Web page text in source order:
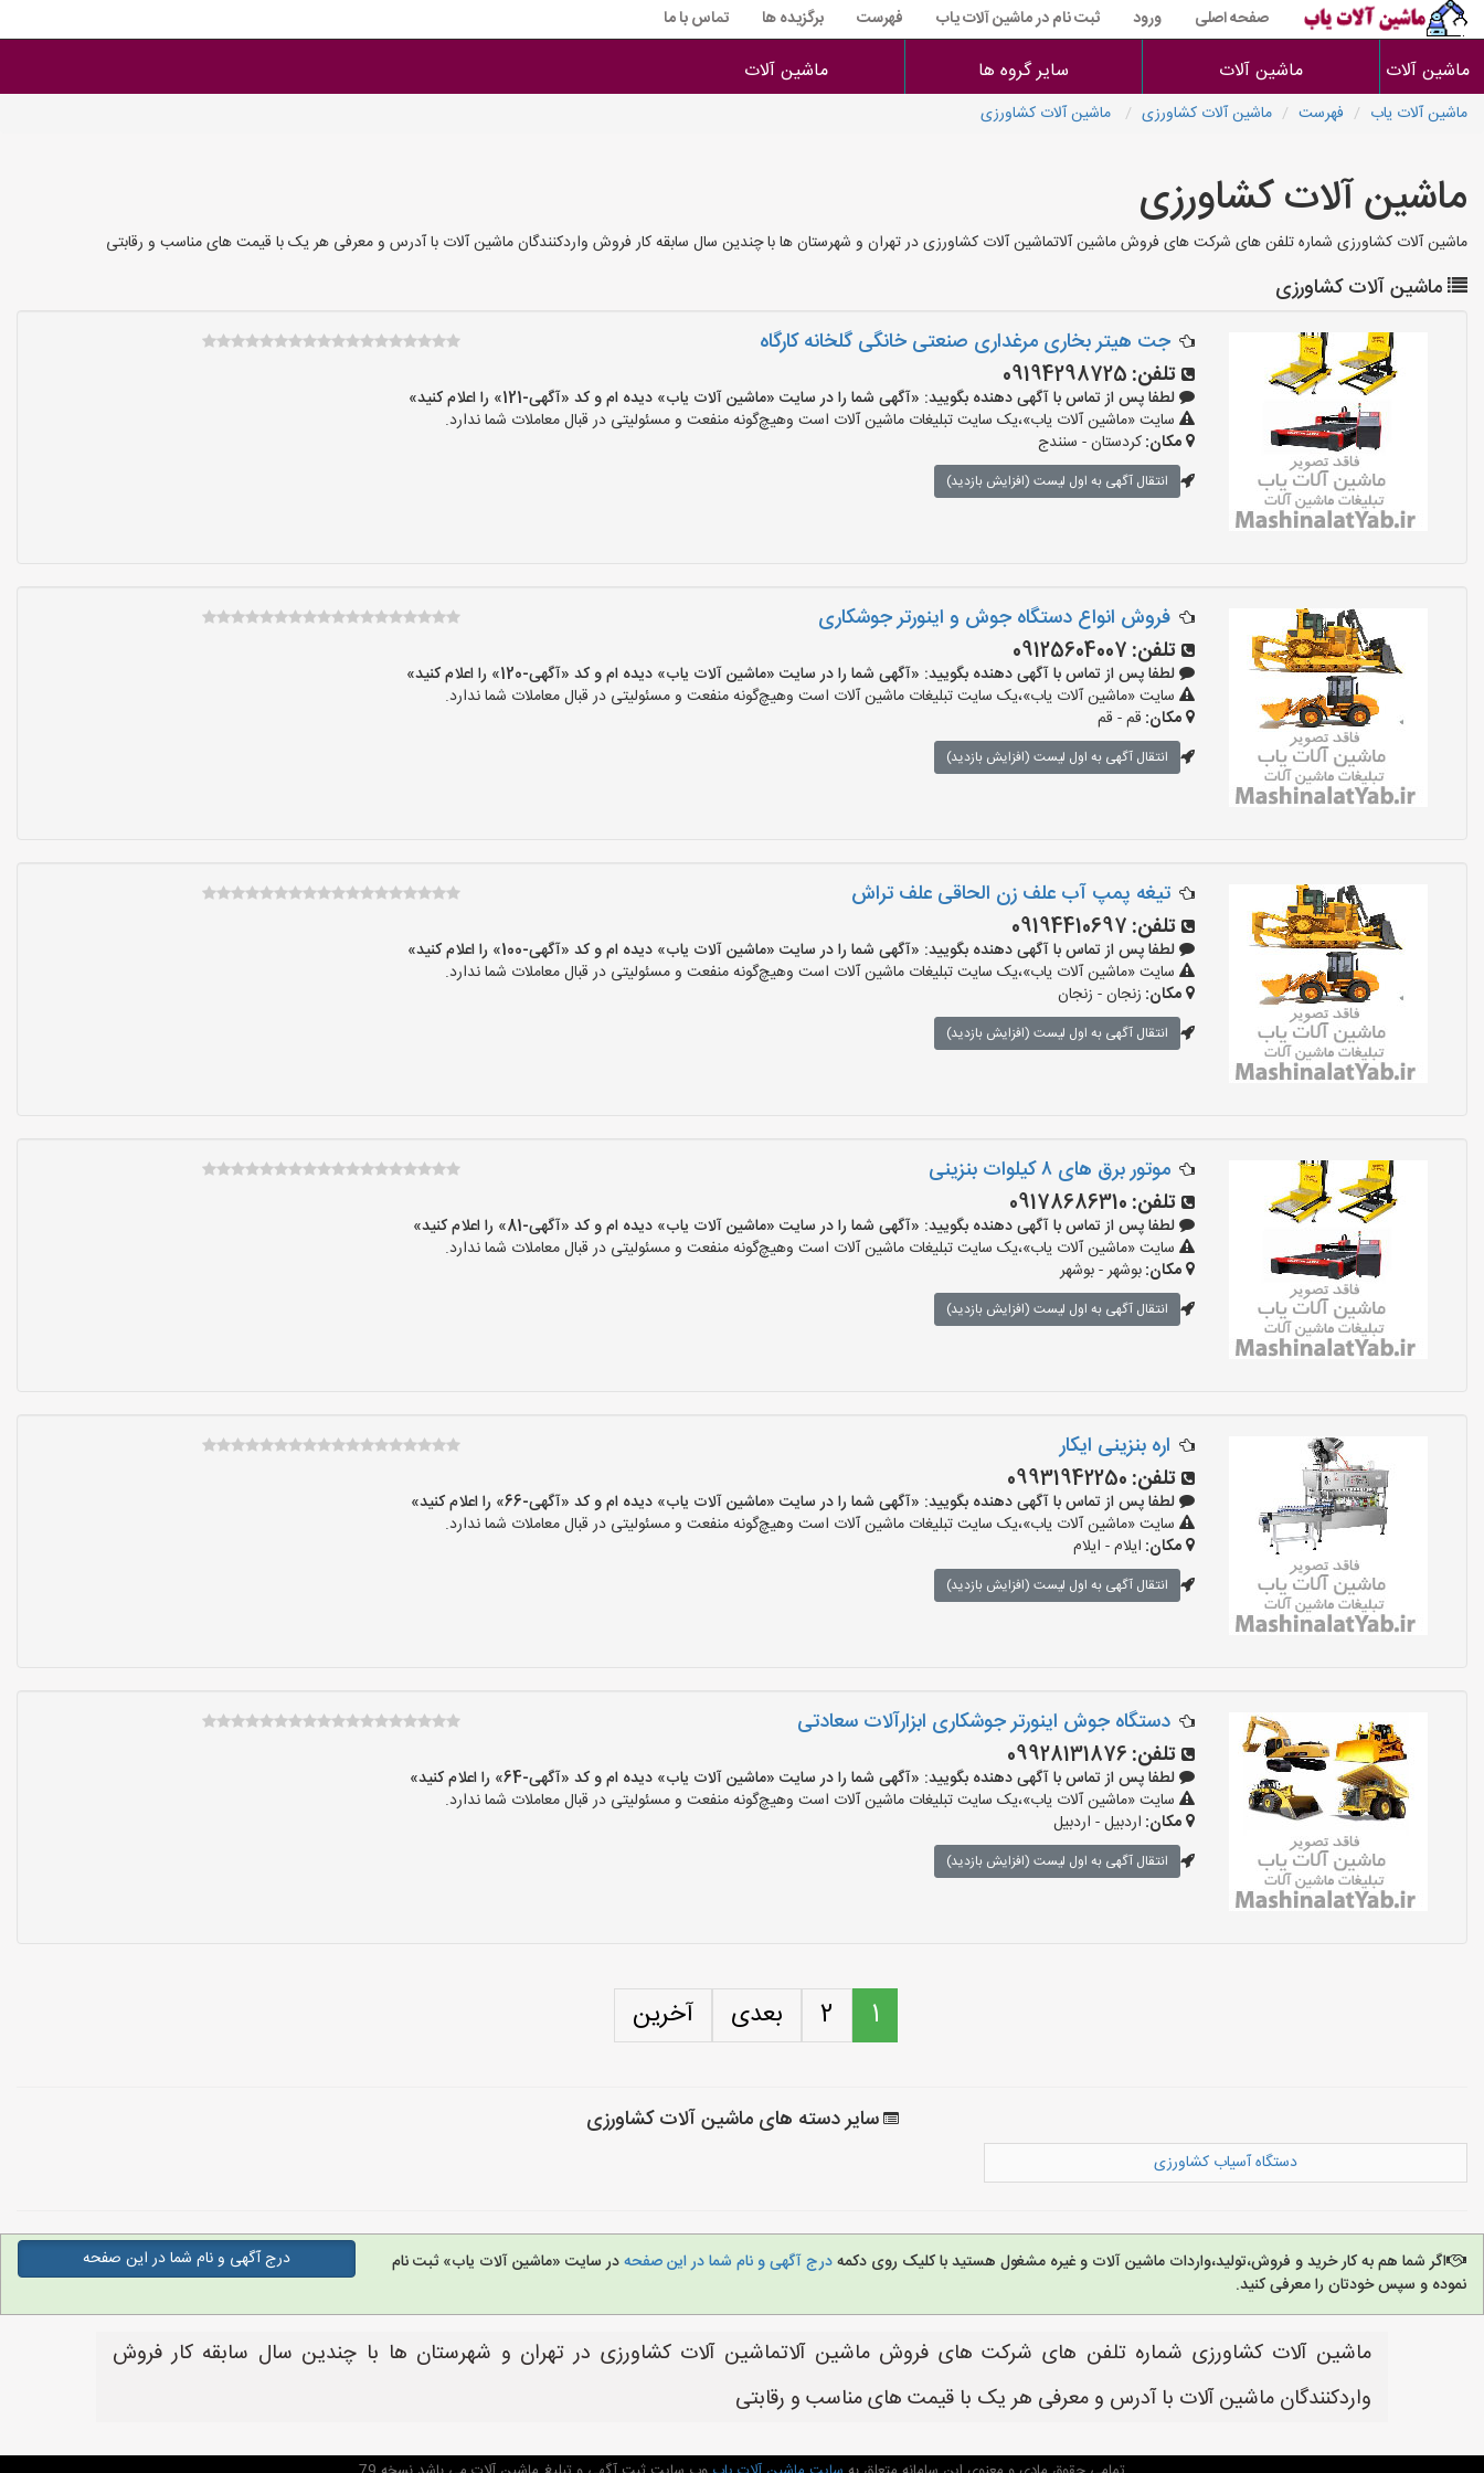
صفحه اصلی ورود ثبت نام در ماشین آلات یاب فهرست برگزیده ها تماس با ما
ماشین آلات ماشین آلات سایر گروه ها ماشین آلات
ماشین آلات یاب فهرست ماشین آلات کشاورزی ماشین آلات کشاورزی
ماشین آلات کشاورزی
ماشین آلات کشاورزی شماره تلفن های شرکت های فروش ماشین آلاتماشین آلات کشاورزی در تهران و شهرستان ها با چندین سال سابقه کار فروش واردکنندگان ماشین آلات با آدرس و معرفی هر یک با قیمت های مناسب و رقابتی
ماشین آلات کشاورزی
جت هیتر بخاری مرغداری صنعتی خانگی گلخانه کارگاه
تلفن: 09194298725
لطفا پس از تماس با آگهی دهنده بگویید: «آگهی شما را در سایت «ماشین آلات یاب» دیده ام و کد «آگهی-121» را اعلام کنید»
سایت «ماشین آلات یاب»،یک سایت تبلیغات ماشین آلات است وهیچ‌گونه منفعت و مسئولیتی در قبال معاملات شما ندارد.
مکان:کردستان - سنندج
انتقال آگهی به اول لیست (افزایش بازدید)
فروش انواع دستگاه جوش و اینورتر جوشکاری
تلفن: 09125604007
لطفا پس از تماس با آگهی دهنده بگویید: «آگهی شما را در سایت «ماشین آلات یاب» دیده ام و کد «آگهی-120» را اعلام کنید»
سایت «ماشین آلات یاب»،یک سایت تبلیغات ماشین آلات است وهیچ‌گونه منفعت و مسئولیتی در قبال معاملات شما ندارد.
مکان: قم - قم
انتقال آگهی به اول لیست (افزایش بازدید)
تیغه پمپ آب علف زن الحاقی علف تراش
تلفن: 09194410697
لطفا پس از تماس با آگهی دهنده بگویید: «آگهی شما را در سایت «ماشین آلات یاب» دیده ام و کد «آگهی-100» را اعلام کنید»
سایت «ماشین آلات یاب»،یک سایت تبلیغات ماشین آلات است وهیچ‌گونه منفعت و مسئولیتی در قبال معاملات شما ندارد.
مکان: زنجان - زنجان
انتقال آگهی به اول لیست (افزایش بازدید)
موتور برق های ٨ کیلوات بنزینی
تلفن: 09178686310
لطفا پس از تماس با آگهی دهنده بگویید: «آگهی شما را در سایت «ماشین آلات یاب» دیده ام و کد «آگهی-81» را اعلام کنید»
سایت «ماشین آلات یاب»،یک سایت تبلیغات ماشین آلات است وهیچ‌گونه منفعت و مسئولیتی در قبال معاملات شما ندارد.
مکان:بوشهر - بوشهر
انتقال آگهی به اول لیست (افزایش بازدید)
اره بنزینی ایکار
تلفن: 09931942250
لطفا پس از تماس با آگهی دهنده بگویید: «آگهی شما را در سایت «ماشین آلات یاب» دیده ام و کد «آگهی-66» را اعلام کنید»
سایت «ماشین آلات یاب»،یک سایت تبلیغات ماشین آلات است وهیچ‌گونه منفعت و مسئولیتی در قبال معاملات شما ندارد.
مکان: ایلام - ایلام
انتقال آگهی به اول لیست (افزایش بازدید)
دستگاه جوش اینورتر جوشکاری ابزارآلات سعادتی
تلفن: 09928131876
لطفا پس از تماس با آگهی دهنده بگویید: «آگهی شما را در سایت «ماشین آلات یاب» دیده ام و کد «آگهی-64» را اعلام کنید»
سایت «ماشین آلات یاب»،یک سایت تبلیغات ماشین آلات است وهیچ‌گونه منفعت و مسئولیتی در قبال معاملات شما ندارد.
مکان: اردبیل - اردبیل
انتقال آگهی به اول لیست (افزایش بازدید)
1
2 بعدی آخرین
سایر دسته های ماشین آلات کشاورزی
دستگاه آسیاب کشاورزی
اگر شما هم به کار خرید و فروش،تولید،واردات ماشین آلات و غیره مشغول هستید با کلیک روی دکمهدرج آگهی و نام شما در این صفحهدر سایت «ماشین آلات یاب» ثبت نام
نموده و سپس خودتان را معرفی کنید.
درج آگهی و نام شما در این صفحه
ماشین آلات کشاورزی شماره تلفن های شرکت های فروش ماشین آلاتماشین آلات کشاورزی در تهران و شهرستان ها با چندین سال سابقه کار فروش
واردکنندگان ماشین آلات با آدرس و معرفی هر یک با قیمت های مناسب و رقابتی